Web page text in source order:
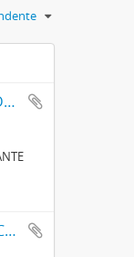
UM DISPOSITIVO AUTOMATICO PARA INTRODUZIR UMA QUANTIDADE DETERMINADA DE UM DESINFECTANTE LIQUIDO NUMA CAIXA DE LAVAGEM DE LATRINAS
UM APPARELHO AUTOMÁTICO APERFEIÇOADO PARA DESCARREGAR UMA MEDIDA CERTA DE UM DESINFECTANTE LIQUIDO NUMA CAIXA DE LAVAGEM DE LATRINA OU SEMELHANTE EM CADA OPERAÇÃO DA CAIXA